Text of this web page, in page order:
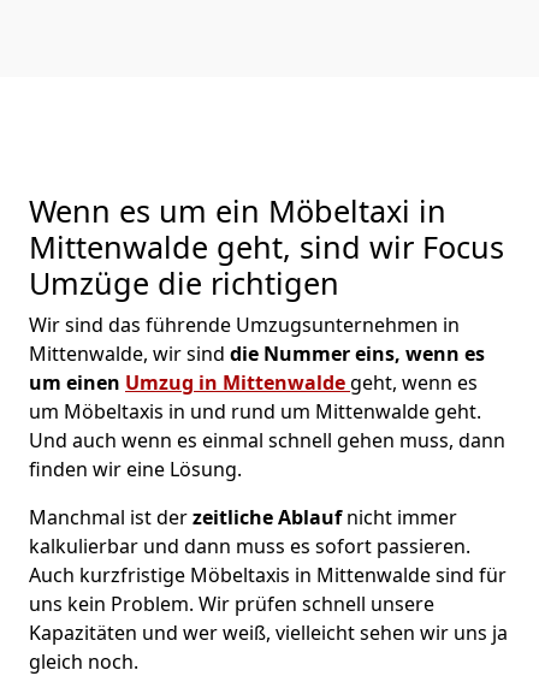
Wenn es um ein Möbeltaxi in
Mittenwalde geht, sind wir Focus
Umzüge die richtigen
Wir sind das führende Umzugsunternehmen in
Mittenwalde, wir sind die Nummer eins, wenn es
um einen Umzug in Mittenwaldegeht, wenn es
um Möbeltaxis in und rund um Mittenwalde geht.
Und auch wenn es einmal schnell gehen muss, dann
finden wir eine Lösung.
Manchmal ist derzeitliche Ablaufnicht immer
kalkulierbar und dann muss es sofort passieren.
Auch kurzfristige Möbeltaxis in Mittenwalde sind für
uns kein Problem. Wir prüfen schnell unsere
Kapazitäten und wer weiß, vielleicht sehen wir uns ja
gleich noch.